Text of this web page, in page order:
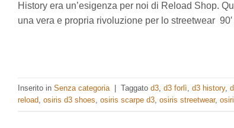
History era un’esigenza per noi di Reload Shop.
una vera e propria rivoluzione per lo streetwear
Inserito in Senza categoria Taggato d3 d3 forlì d3 history,
reload osiris d3 shoes osiris scarpe d3 osiris streetwear,